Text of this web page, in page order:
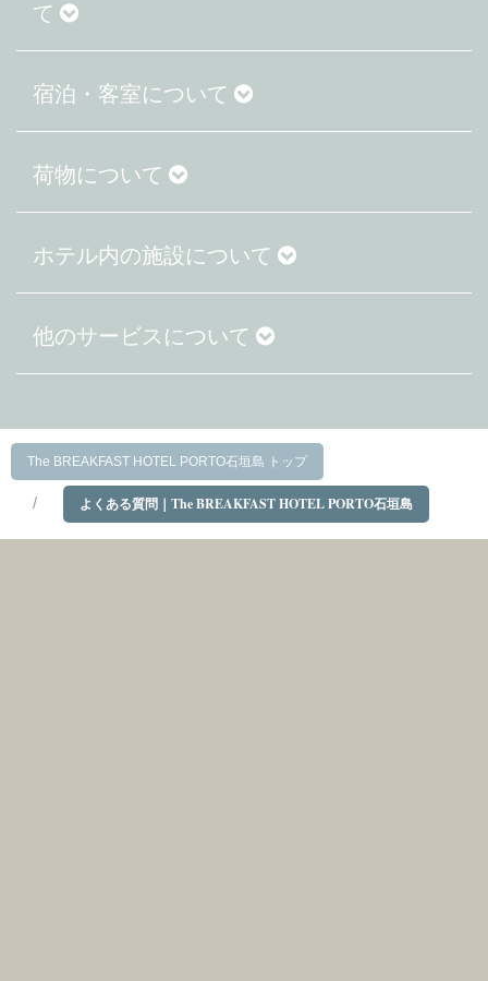
て
宿泊・客室について
荷物について
ホテル内の施設について
他のサービスについて
The BREAKFAST HOTEL PORTO石垣島 トップ
よくある質問｜The BREAKFAST HOTEL PORTO石垣島